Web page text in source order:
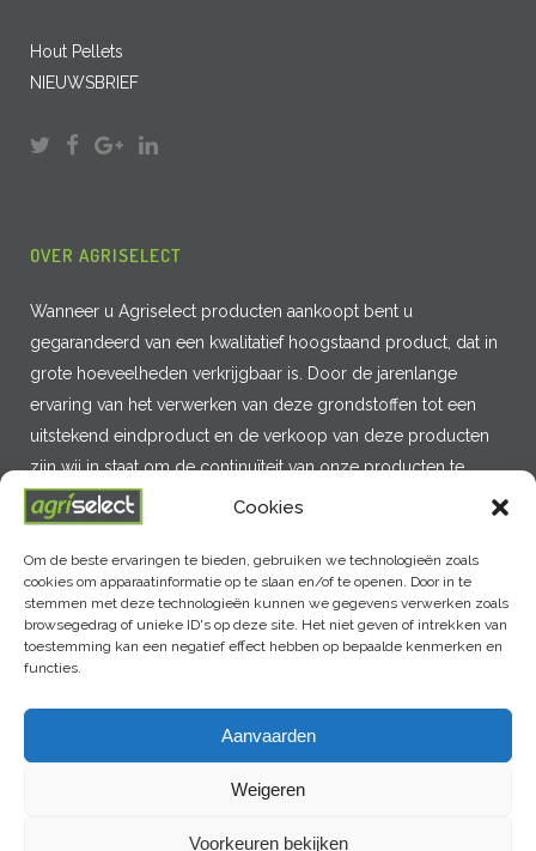
Cookies
Om de beste ervaringen te bieden, gebruiken we technologieën zoals
cookies om apparaatinformatie op te slaan en/of te openen. Door in te
stemmen met deze technologieën kunnen we gegevens verwerken zoals
browsegedrag of unieke ID's op deze site. Het niet geven of intrekken van
toestemming kan een negatief effect hebben op bepaalde kenmerken en
functies.
Aanvaarden
Weigeren
Voorkeuren bekijken
Hout Pellets
NIEUWSBRIEF
OVER AGRISELECT
Wanneer u Agriselect producten aankoopt bent u
gegarandeerd van een kwalitatief hoogstaand product, dat in
grote hoeveelheden verkrijgbaar is. Door de jarenlange
ervaring van het verwerken van deze grondstoffen tot een
uitstekend eindproduct en de verkoop van deze producten
zijn wij in staat om de continuïteit van onze producten te
garanderen.
MENU
LAATSTE NIEUWS